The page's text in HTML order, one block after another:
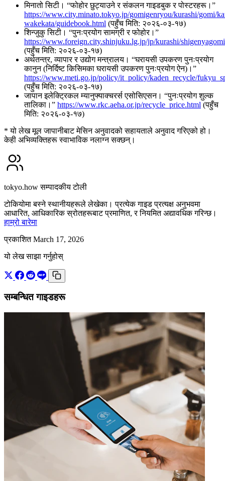
मिनातो सिटी। “फोहोर छुट्याउने र संकलन गाइडबुक र पोस्टरहरू।”
https://www.city.minato.tokyo.jp/gomigenryou/kurashi/gomi/
wakekata/guidebook.html (पहुँच मिति: २०२६-०३-१७)
शिन्जुकु सिटी। “पुनःप्रयोग सामग्री र फोहोर।”
https://www.foreign.city.shinjuku.lg.jp/jp/kurashi/
(पहुँच मिति: २०२६-०३-१७)
अर्थतन्त्र, व्यापार र उद्योग मन्त्रालय। “घरायसी उपकरण पुनःप्रयोग
कानुन (निर्दिष्ट किसिमका घरायसी उपकरण पुनःप्रयोग ऐन)।”
https://www.meti.go.jp/policy/it_policy/kaden_recycle/
(पहुँच मिति: २०२६-०३-१७)
जापान इलेक्ट्रिकल म्यानुफ्याक्चरर्स एसोसिएसन। “पुनःप्रयोग शुल्क
तालिका।” https://www.rkc.aeha.or.jp/recycle_price.html (पहुँच
मिति: २०२६-०३-१७)
* यो लेख मूल जापानीबाट मेसिन अनुवादको सहायताले अनुवाद गरिएको हो।
केही अभिव्यक्तिहरू स्वाभाविक नलाग्न सक्छन्।
tokyo.how सम्पादकीय टोली
टोकियोमा बस्ने स्थानीयहरूले लेखेका। प्रत्येक गाइड प्रत्यक्ष अनुभवमा
आधारित, आधिकारिक स्रोतहरूबाट प्रमाणित, र नियमित अद्यावधिक गरिन्छ।
हाम्रो बारेमा
प्रकाशित March 17, 2026
यो लेख साझा गर्नुहोस्
सम्बन्धित गाइडहरू